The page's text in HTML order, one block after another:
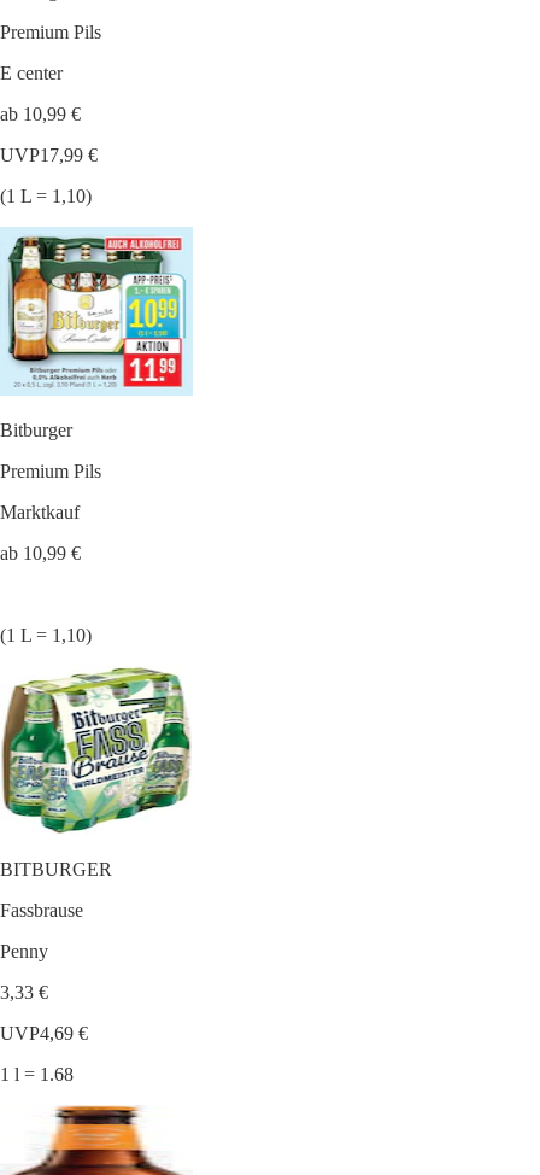
Premium Pils
E center
ab 10,99 €
UVP17,99 €
(1 L = 1,10)
Bitburger
Premium Pils
Marktkauf
ab 10,99 €
(1 L = 1,10)
BITBURGER
Fassbrause
Penny
3,33 €
UVP4,69 €
1 l = 1.68